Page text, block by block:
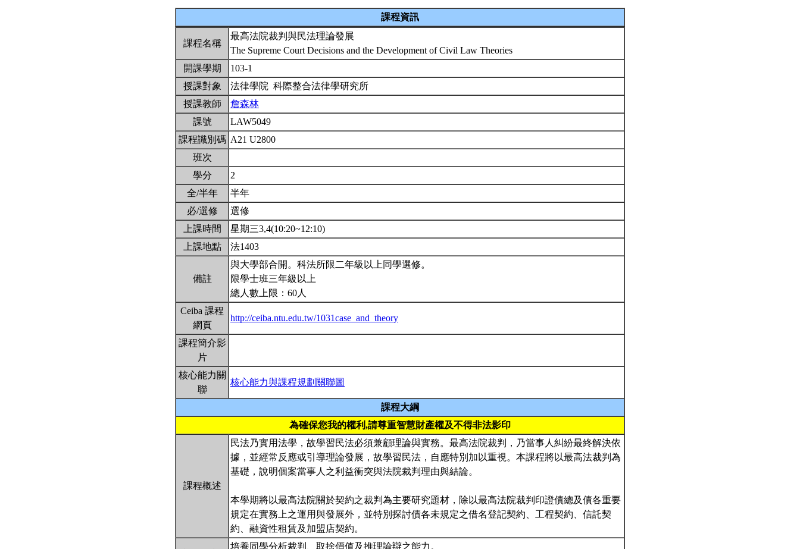
課程資訊
課程名稱
最高法院裁判與民法理論發展
The Supreme Court Decisions and the Development of Civil Law Theories
開課學期
103-1
授課對象
法律學院 科際整合法律學研究所
授課教師
詹森林
課號
LAW5049
課程識別碼 A21 U2800
班次
學分
2
全/半年
半年
必/選修
選修
上課時間
星期三3,4(10:20~12:10)
上課地點
法1403
備註
與大學部合開。科法所限二年級以上同學選修。
限學士班三年級以上
總人數上限：60人
Ceiba 課程
網頁
http://ceiba.ntu.edu.tw/1031case_and_theory
課程簡介影
片
核心能力關
聯
核心能力與課程規劃關聯圖
課程大綱
為確保您我的權利,請尊重智慧財產權及不得非法影印
課程概述
民法乃實用法學，故學習民法必須兼顧理論與實務。最高法院裁判，乃當事人糾紛最終解決依
據，並經常反應或引導理論發展，故學習民法，自應特別加以重視。本課程將以最高法裁判為
基礎，說明個案當事人之利益衝突與法院裁判理由與結論。
本學期將以最高法院關於契約之裁判為主要研究題材，除以最高法院裁判印證債總及債各重要
規定在實務上之運用與發展外，並特別探討債各未規定之借名登記契約、工程契約、信託契
約、融資性租賃及加盟店契約。
培養同學分析裁判、取捨價值及推理論辯之能力。